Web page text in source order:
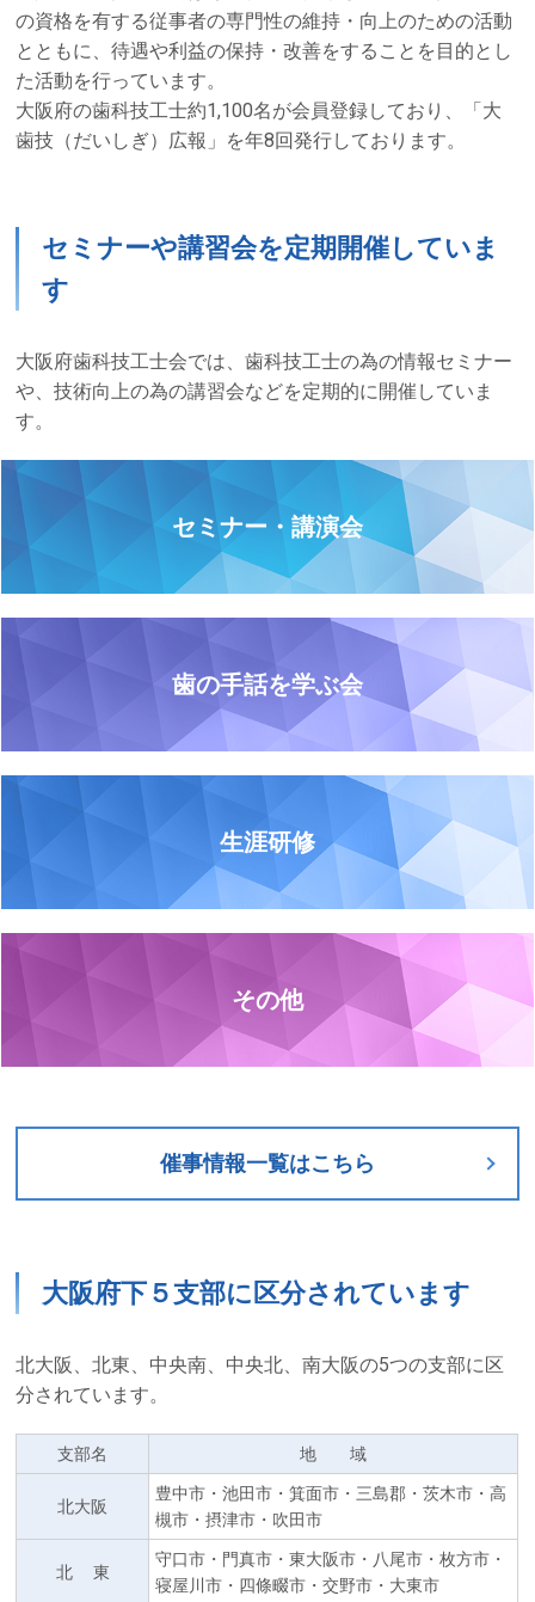
の資格を有する従事者の専門性の維持・向上のための活動
とともに、待遇や利益の保持・改善をすることを目的とし
た活動を行っています。
大阪府の歯科技工士約1,100名が会員登録しており、「大
歯技（だいしぎ）広報」を年8回発行しております。
セミナーや講習会を定期開催していま
す
大阪府歯科技工士会では、歯科技工士の為の情報セミナー
や、技術向上の為の講習会などを定期的に開催していま
す。
セミナー・講演会
歯の手話を学ぶ会
生涯研修
その他
催事情報一覧はこちら
大阪府下５支部に区分されています
北大阪、北東、中央南、中央北、南大阪の5つの支部に区
分されています。
支部名 地 域
北大阪
豊中市・池田市・箕面市・三島郡・茨木市・高
槻市・摂津市・吹田市
北 東
守口市・門真市・東大阪市・八尾市・枚方市・
寝屋川市・四條畷市・交野市・大東市